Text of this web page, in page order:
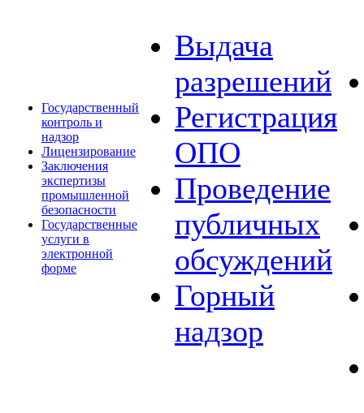
Государственный
контроль и
надзор
Лицензирование
Заключения
экспертизы
промышленной
безопасности
Государственные
услуги в
электронной
форме
Выдача
разрешений
Регистрация
ОПО
Проведение
публичных
обсуждений
Горный
надзор